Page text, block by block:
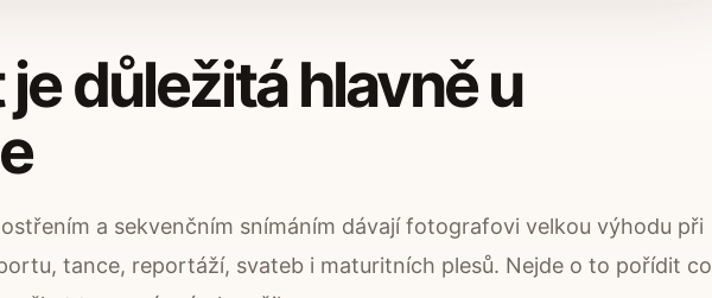
důležitá hlavně u
a sekvenčním snímáním dávají fotografovi velkou výhodu při
tance, reportáží, svateb i maturitních plesů. Nejde o to pořídit co